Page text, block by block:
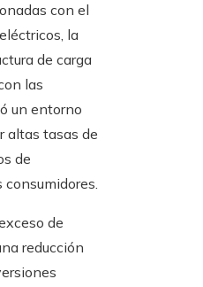
con el
la
de carga
las
un entorno
altas tasas de
de
de
reducción